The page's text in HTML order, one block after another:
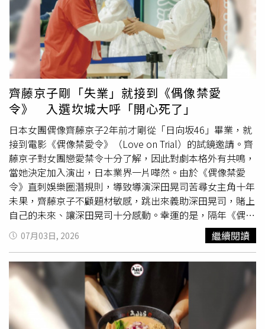
吃。心得就是下次可以淋看看巧克力醬一起吃，應該不
錯。」難得到了北海道，愛吃美食的李哲言早已打定主意一
定要去吃拉麵，他形容心中理想的 拉麵 店是「超local、超
隱密，不能是漂亮的打卡名店那一種」，於是找到一個位於
金融大樓地下室的小小的店家，他說：「老闆是個很隨性的
阿伯，拿著啤酒用日文問我『吃拉麵 嗎』，我明明還沒選
好，他就說『大丈夫！I know』，讓我滿頭問號，只好任他
發揮了。」老闆端上來一碗看起很正常、很一般的
他一吃直呼：「驚為天人！雖然簡單、傳統，但好好吃，也
看出這個老闆對拉麵的態度很棒！」
齊藤京子剛「失業」就接到《偶像禁愛
令》 入選坎城大呼「開心死了」
日本女團偶像齊藤京子2年前才剛從「日向坂46」畢業，就
接到電影《偶像禁愛令》（Love on Trial）的試鏡邀請。齊
藤京子對女團戀愛禁令十分了解，因此對劇本格外有共鳴，
當她決定加入演出，日本業界一片嘩然。由於《偶像禁愛
令》直刺娛樂圈潛規則，導致導演深田晃司苦尋女主角十年
未果，齊藤京子不顧題材敏感，跳出來義助深田晃司，賭上
自己的未來、讓深田晃司十分感動。幸運的是，隔年《偶像
禁愛令》入選第78屆坎城影展首映單元，承受不少壓力的齊
藤京子，聽到自己的電影處女作入選坎城當場飆淚，她以為
自己在做夢，直呼「開心死了！」。更驚人的是，《偶像禁
愛令》罕見從坎城影展一路飆回韓國釜山、日本東京影展，
齊藤京子也風光到了極點，片中她捍衛自己愛人的權利，
「安靜卻強烈的眼神堅定眼神」連日本導演早川千繪都感動
不已，意外為自己開啟一扇電影之門。齊藤京子是日本女子
07月03日, 2026 繼續閱讀